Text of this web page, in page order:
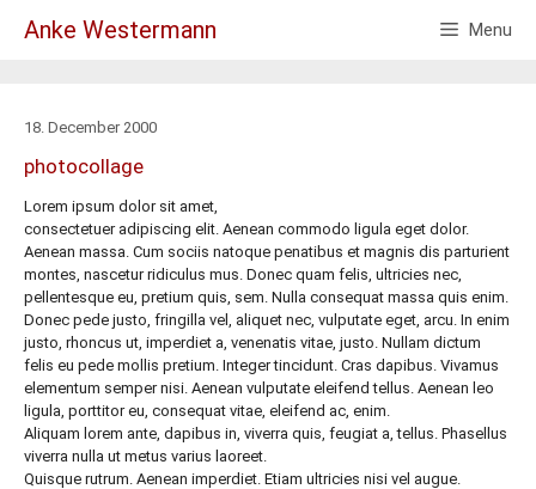
Anke Westermann Menu
18. December 2000
photocollage
Lorem ipsum dolor sit amet,
consectetuer adipiscing elit. Aenean commodo ligula eget dolor.
Aenean massa. Cum sociis natoque penatibus et magnis dis parturient
montes, nascetur ridiculus mus. Donec quam felis, ultricies nec,
pellentesque eu, pretium quis, sem. Nulla consequat massa quis enim.
Donec pede justo, fringilla vel, aliquet nec, vulputate eget, arcu. In enim
justo, rhoncus ut, imperdiet a, venenatis vitae, justo. Nullam dictum
felis eu pede mollis pretium. Integer tincidunt. Cras dapibus. Vivamus
elementum semper nisi. Aenean vulputate eleifend tellus. Aenean leo
ligula, porttitor eu, consequat vitae, eleifend ac, enim.
Aliquam lorem ante, dapibus in, viverra quis, feugiat a, tellus. Phasellus
viverra nulla ut metus varius laoreet.
Quisque rutrum. Aenean imperdiet. Etiam ultricies nisi vel augue.